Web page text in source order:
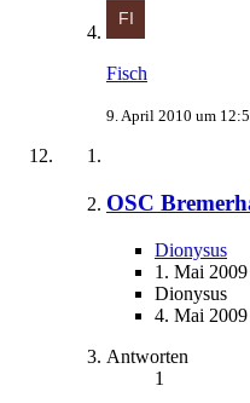
Fisch
9. April 2010 um
OSC
Dionysus
1. Mai 2009
Dionysus
4. Mai 2009
Antworten
1